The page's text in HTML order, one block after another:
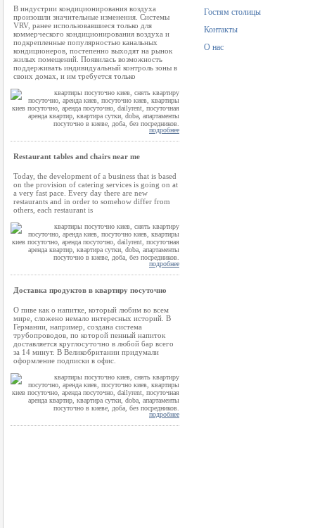
В индустрии кондиционирования воздуха
произошли значительные изменения. Системы
VRV, ранее использовавшиеся только для
коммерческого кондиционирования воздуха и
подкрепленные популярностью канальных
кондиционеров, постепенно выходят на рынок
жилых помещений. Появилась возможность
поддерживать индивидуальный контроль зоны в
своих домах, и им требуется только
подробнее
Restaurant tables and chairs near me
Today, the development of a business that is based
on the provision of catering services is going on at
a very fast pace. Every day there are new
restaurants and in order to somehow differ from
others, each restaurant is
подробнее
Доставка продуктов в квартиру посуточно
О пиве как о напитке, который любим во всем
мире, сложено немало интересных историй. В
Германии, например, создана система
трубопроводов, по которой пенный напиток
доставляется круглосуточно в любой бар всего
за 14 минут. В Великобритании придумали
оформление подписки в офис.
подробнее
Гостям столицы
Контакты
О нас